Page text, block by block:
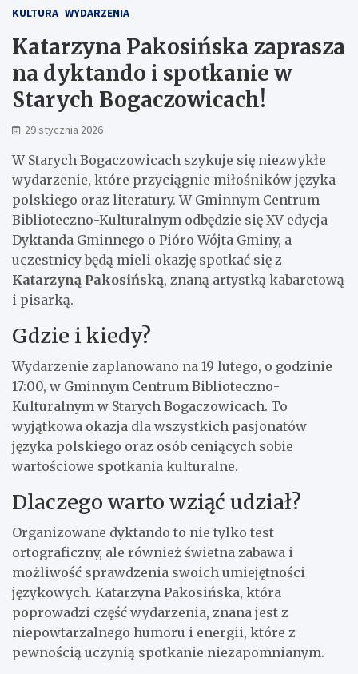
KULTURA WYDARZENIA
Katarzyna Pakosińska zaprasza
na dyktando i spotkanie w
Starych Bogaczowicach!
29 stycznia 2026
W Starych Bogaczowicach szykuje się niezwykłe
wydarzenie, które przyciągnie miłośników języka
polskiego oraz literatury. W Gminnym Centrum
Biblioteczno-Kulturalnym odbędzie się XV edycja
Dyktanda Gminnego o Pióro Wójta Gminy, a
uczestnicy będą mieli okazję spotkać się z
Katarzyną Pakosińską, znaną artystką kabaretową
i pisarką.
Gdzie i kiedy?
Wydarzenie zaplanowano na 19 lutego, o godzinie
17:00, w Gminnym Centrum Biblioteczno-
Kulturalnym w Starych Bogaczowicach. To
wyjątkowa okazja dla wszystkich pasjonatów
języka polskiego oraz osób ceniących sobie
wartościowe spotkania kulturalne.
Dlaczego warto wziąć udział?
Organizowane dyktando to nie tylko test
ortograficzny, ale również świetna zabawa i
możliwość sprawdzenia swoich umiejętności
językowych. Katarzyna Pakosińska, która
poprowadzi część wydarzenia, znana jest z
niepowtarzalnego humoru i energii, które z
pewnością uczynią spotkanie niezapomnianym.